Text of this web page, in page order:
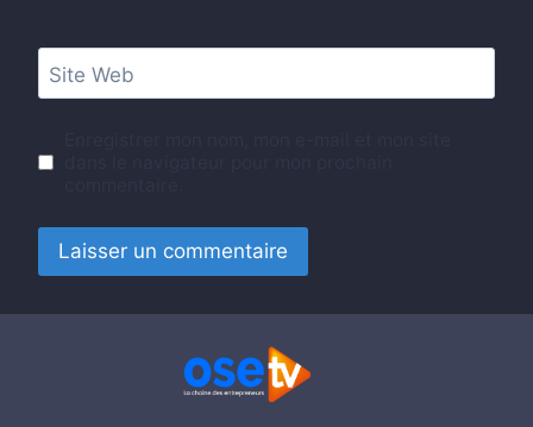
Site Web